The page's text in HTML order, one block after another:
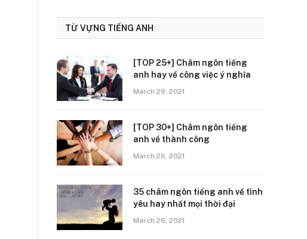
TỪ VỰNG TIẾNG ANH
[TOP 25+] Châm ngôn tiếng
anh hay về công việc ý nghĩa
March 29, 2021
[TOP 30+] Châm ngôn tiếng
anh về thành công
March 26, 2021
35 châm ngôn tiếng anh về tình
yêu hay nhất mọi thời đại
March 26, 2021